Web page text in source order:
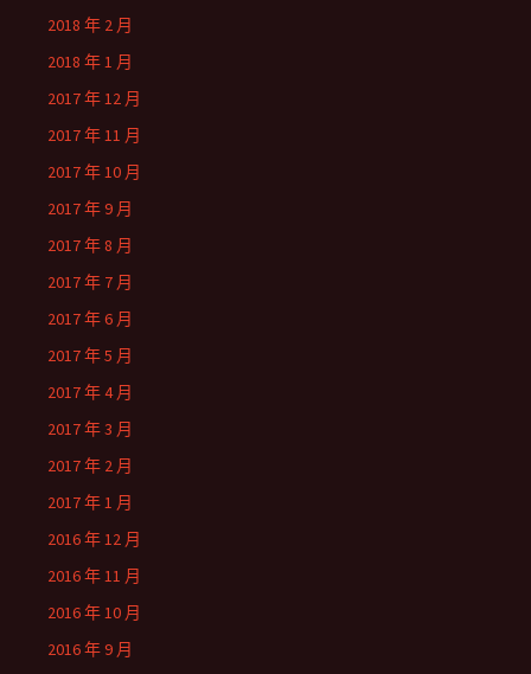
2018 年 2 月
2018 年 1 月
2017 年 12 月
2017 年 11 月
2017 年 10 月
2017 年 9 月
2017 年 8 月
2017 年 7 月
2017 年 6 月
2017 年 5 月
2017 年 4 月
2017 年 3 月
2017 年 2 月
2017 年 1 月
2016 年 12 月
2016 年 11 月
2016 年 10 月
2016 年 9 月